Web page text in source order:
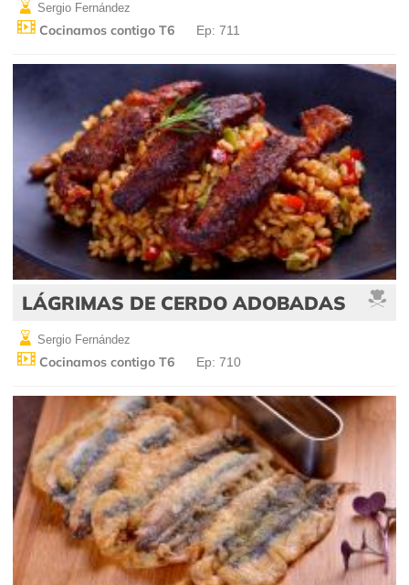
Sergio Fernández
Cocinamos contigo T6 Ep: 711
LÁGRIMAS DE CERDO ADOBADAS
Sergio Fernández
Cocinamos contigo T6 Ep: 710